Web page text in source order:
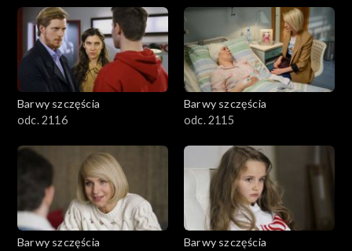
Barwy szczęścia
odc. 2116
Barwy szczęścia
odc. 2115
Barwy szczęścia
Barwy szczęścia